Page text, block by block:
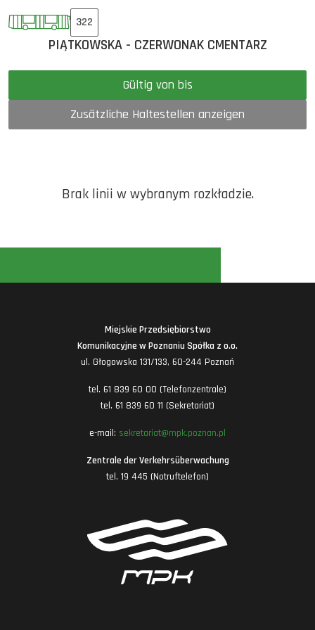
322
PIĄTKOWSKA - CZERWONAK CMENTARZ
Gültig von bis
Zusätzliche Haltestellen anzeigen
Brak linii w wybranym rozkładzie.
Miejskie Przedsiębiorstwo
Komunikacyjne w Poznaniu Spółka z o.o.
ul. Głogowska 131/133, 60-244 Poznań
tel. 61 839 60 00 (Telefonzentrale)
tel. 61 839 60 11 (Sekretariat)
e-mail: sekretariat@mpk.poznan.pl
Zentrale der Verkehrsüberwachung
tel. 19 445 (Notruftelefon)